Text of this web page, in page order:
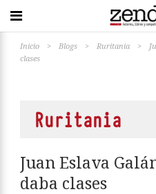
Inicio > Blogs > Ruritania >
clases
Ruritania
Juan Eslava
daba clases